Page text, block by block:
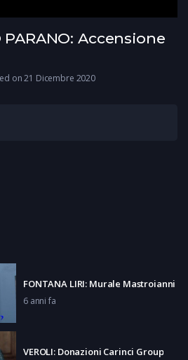
PARANO: Accensione
on 21 Dicembre 2020
per fare in modo che, nonostante
FONTANA LIRI: Murale Mastroianni
6 anni fa
VEROLI: Donazioni Carinci Group